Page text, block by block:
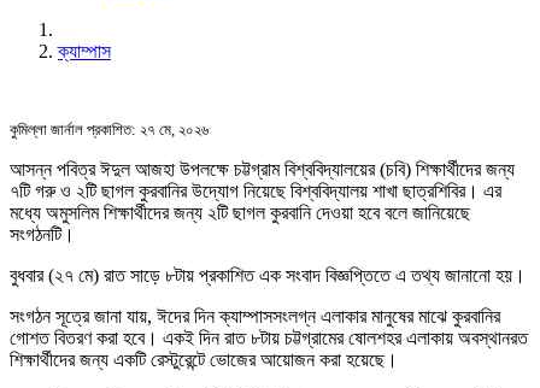
ক্যাম্পাস
কুমিল্লা জার্নাল প্রকাশিত: ২৭ মে, ২০২৬
আসন্ন পবিত্র ঈদুল আজহা উপলক্ষে চট্টগ্রাম বিশ্ববিদ্যালয়ের (চবি) শিক্ষার্থীদের জন্য
৭টি গরু ও ২টি ছাগল কুরবানির উদ্যোগ নিয়েছে বিশ্ববিদ্যালয় শাখা ছাত্রশিবির। এর
মধ্যে অমুসলিম শিক্ষার্থীদের জন্য ২টি ছাগল কুরবানি দেওয়া হবে বলে জানিয়েছে
সংগঠনটি।
বুধবার (২৭ মে) রাত সাড়ে ৮টায় প্রকাশিত এক সংবাদ বিজ্ঞপ্তিতে এ তথ্য জানানো হয়।
সংগঠন সূত্রে জানা যায়, ঈদের দিন ক্যাম্পাসসংলগ্ন এলাকার মানুষের মাঝে কুরবানির
গোশত বিতরণ করা হবে। একই দিন রাত ৮টায় চট্টগ্রামের ষোলশহর এলাকায় অবস্থানরত
শিক্ষার্থীদের জন্য একটি রেস্টুরেন্টে ভোজের আয়োজন করা হয়েছে।